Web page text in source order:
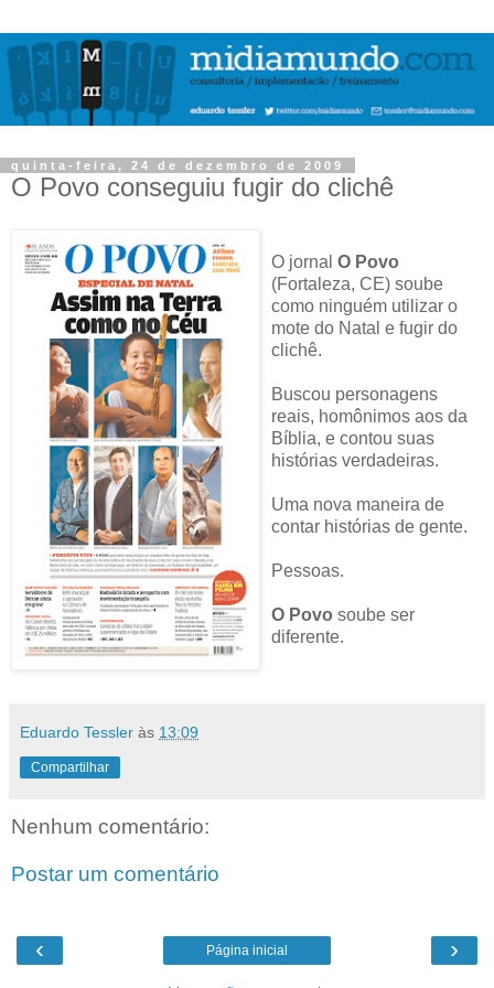
quinta-feira, 24 de dezembro de 2009
O Povo conseguiu fugir do clichê
O jornal O Povo
(Fortaleza, CE) soube
como ninguém utilizar o
mote do Natal e fugir do
clichê.
Buscou personagens
reais, homônimos aos da
Bíblia, e contou suas
histórias verdadeiras.
Uma nova maneira de
contar histórias de gente.
Pessoas.
O Povo soube ser
diferente.
Eduardo Tessler às 13:09
Compartilhar
Nenhum comentário:
Postar um comentário
‹ ›
Página inicial